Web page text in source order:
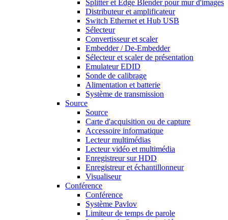
Splitter et Edge Blender pour mur d'images
Distributeur et amplificateur
Switch Ethernet et Hub USB
Sélecteur
Convertisseur et scaler
Embedder / De-Embedder
Sélecteur et scaler de présentation
Emulateur EDID
Sonde de calibrage
Alimentation et batterie
Système de transmission
Source
Source
Carte d'acquisition ou de capture
Accessoire informatique
Lecteur multimédias
Lecteur vidéo et multimédia
Enregistreur sur HDD
Enregistreur et échantillonneur
Visualiseur
Conférence
Conférence
Système Pavlov
Limiteur de temps de parole